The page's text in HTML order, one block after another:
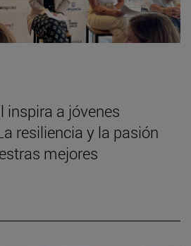
inspira a jóvenes
resiliencia y la pasión
mejores